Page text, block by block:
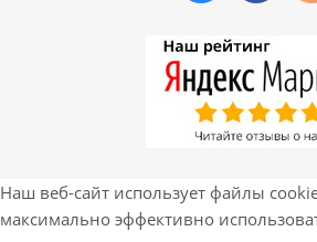
Наш веб-сайт использует файлы
максимально эффективно